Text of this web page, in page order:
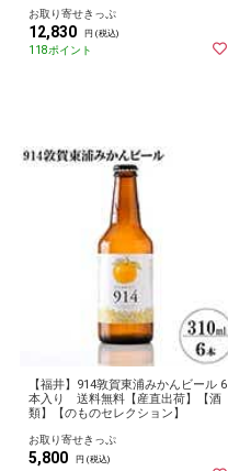
【2024やまなし】 お取り寄せ グル
メ 産地直送 産直
お取り寄せきっぷ
12,830 円 (税込)
118ポイント
【福井】914敦賀東浦みかんビール 6
本入り 送料無料【産直出荷】【酒
類】【のものセレクション】
お取り寄せきっぷ
5,800 円 (税込)